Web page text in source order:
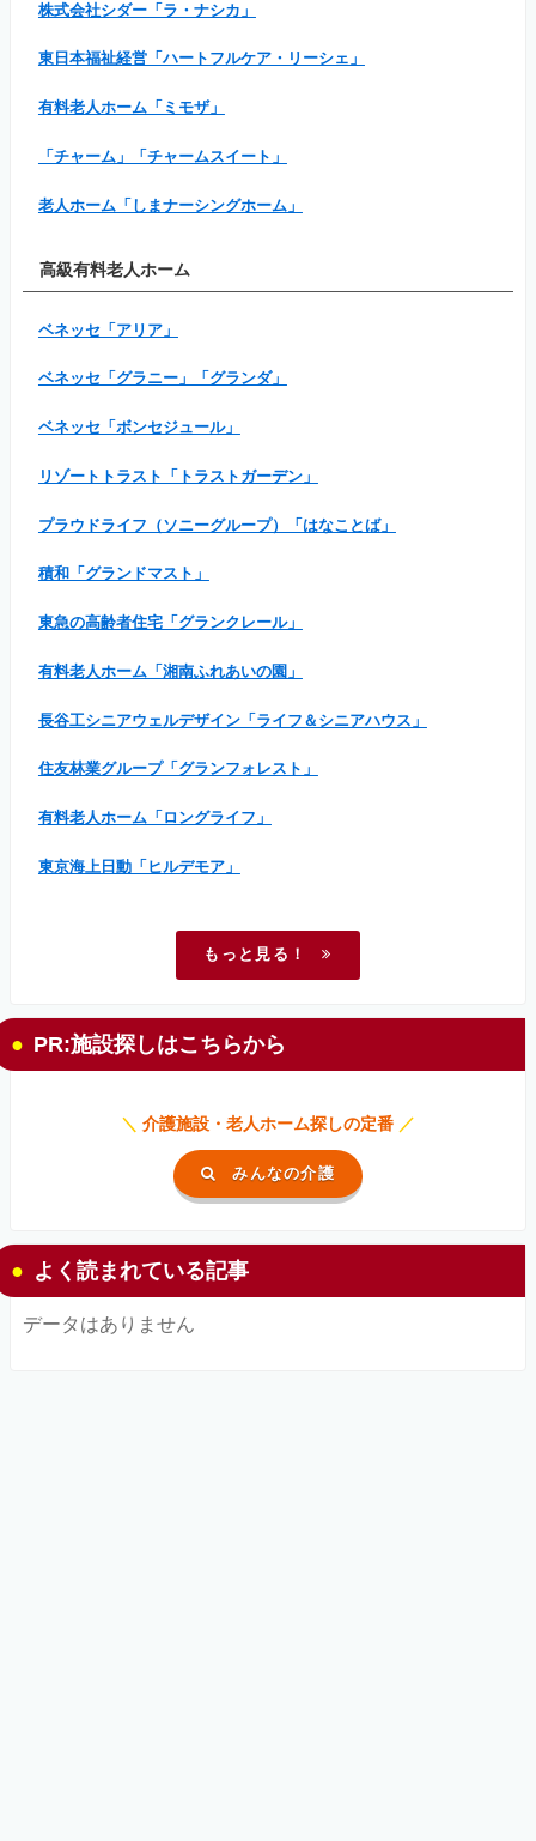
株式会社シダー「ラ・ナシカ」
東日本福祉経営「ハートフルケア・リーシェ」
有料老人ホーム「ミモザ」
「チャーム」「チャームスイート」
老人ホーム「しまナーシングホーム」
高級有料老人ホーム
ベネッセ「アリア」
ベネッセ「グラニー」「グランダ」
ベネッセ「ボンセジュール」
リゾートトラスト「トラストガーデン」
プラウドライフ（ソニーグループ）「はなことば」
積和「グランドマスト」
東急の高齢者住宅「グランクレール」
有料老人ホーム「湘南ふれあいの園」
長谷工シニアウェルデザイン「ライフ＆シニアハウス」
住友林業グループ「グランフォレスト」
有料老人ホーム「ロングライフ」
東京海上日動「ヒルデモア」
もっと見る！
PR:施設探しはこちらから
＼ 介護施設・老人ホーム探しの定番 ／
みんなの介護
よく読まれている記事
データはありません